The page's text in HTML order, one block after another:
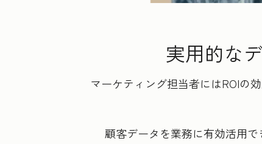
実用的な
マーケティング担当者にはROIの
顧客データを業務に有効活用